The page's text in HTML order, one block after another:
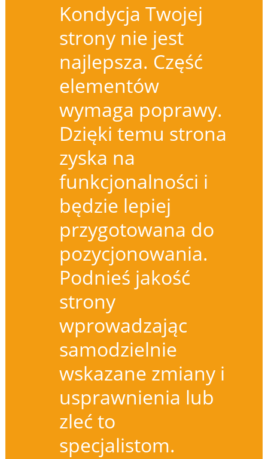
Kondycja Twojej
strony nie jest
najlepsza. Część
elementów
wymaga poprawy.
Dzięki temu strona
zyska na
funkcjonalności i
będzie lepiej
przygotowana do
pozycjonowania.
Podnieś jakość
strony
wprowadzając
samodzielnie
wskazane zmiany i
usprawnienia lub
zleć to
specjalistom.